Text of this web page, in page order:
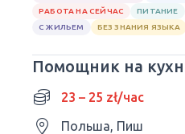
РАБОТА НА СЕЙЧАС
ПИТАНИЕ
С ЖИЛЬЕМ
БЕЗ ЗНАНИЯ ЯЗЫКА
Помощник на
23 – 25 zł/час
Польша, Пиш